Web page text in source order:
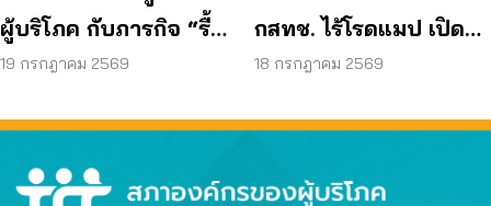
ผู้บริโภค กับภารกิจ “รื้อ
กสทช.” เพื่อทวงคืนสิทธิ
19 กรกฎาคม 2569
กสทช. ไร้โรดแมป เปิด
ช่องมิจฉาชีพหลอกผู้
18 กรกฎาคม 2569